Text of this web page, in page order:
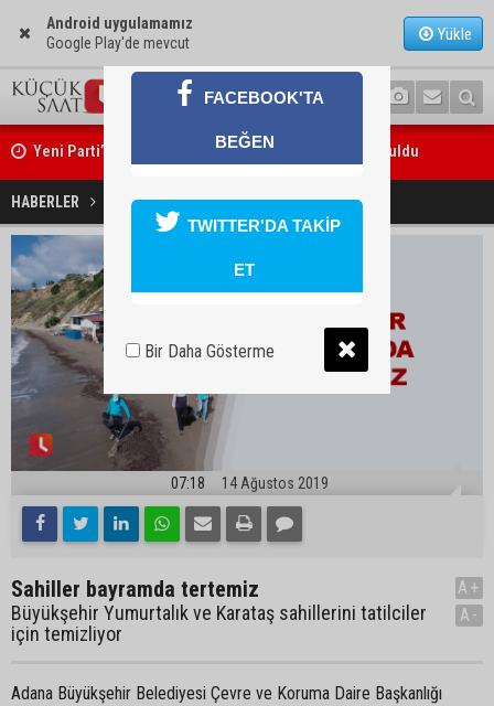
Android uygulamamız
Google Play'de mevcut
Yükle
Yeni Parti’nin Sarıçam ve Karataş teşkilatları oluşturuldu
Feke Belediye Başkanı Cömert Özen, Adana Valisi Mustafa Yavuz’u
ziyaret etti
HABERLER GÜNDEM Sahiller bayramda tertemiz
07:18 14 Ağustos 2019
Sahiller bayramda tertemiz
Büyükşehir Yumurtalık ve Karataş sahillerini tatilciler
için temizliyor
A+
A-
Adana Büyükşehir Belediyesi Çevre ve Koruma Daire Başkanlığı
FACEBOOK'TA
BEĞEN
TWITTER'DA TAKİP
ET
Bir Daha Gösterme